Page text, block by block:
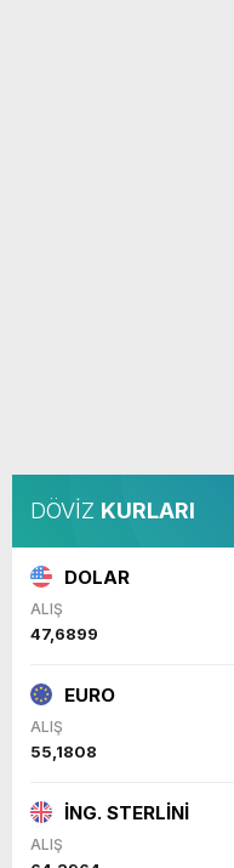
DÖVİZ KURLARI
DOLAR
ALIŞ
47,6899
EURO
ALIŞ
55,1808
İNG. STERLİNİ
ALIŞ